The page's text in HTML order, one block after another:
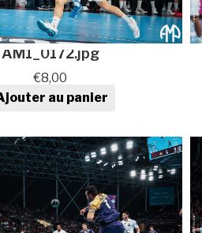
AM1_0172.jpg
€8,00
de Photo de sport au
au panier